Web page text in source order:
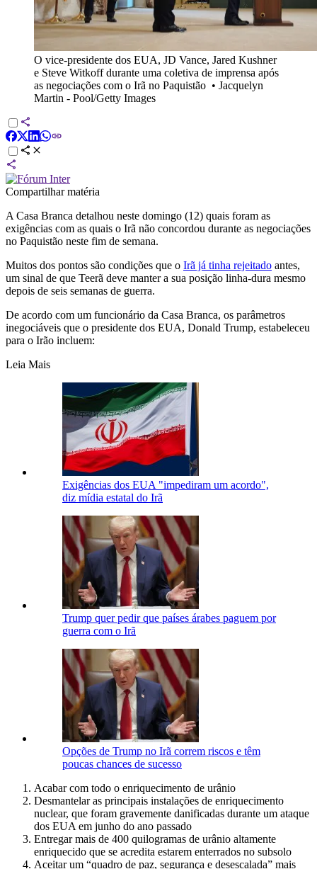
O vice-presidente dos EUA, JD Vance, Jared Kushner
e Steve Witkoff durante uma coletiva de imprensa após
as negociações com o Irã no Paquistão • Jacquelyn
Martin - Pool/Getty Images
Compartilhar matéria
A Casa Branca detalhou neste domingo (12) quais foram as
exigências com as quais o Irã não concordou durante as negociações
no Paquistão neste fim de semana.
Muitos dos pontos são condições que o Irã já tinha rejeitado antes,
um sinal de que Teerã deve manter a sua posição linha-dura mesmo
depois de seis semanas de guerra.
De acordo com um funcionário da Casa Branca, os parâmetros
inegociáveis ​​que o presidente dos EUA, Donald Trump, estabeleceu
para o Irão incluem:
Leia Mais
Exigências dos EUA "impediram um acordo",
diz mídia estatal do Irã
Trump quer pedir que países árabes paguem por
guerra com o Irã
Opções de Trump no Irã correm riscos e têm
poucas chances de sucesso
Acabar com todo o enriquecimento de urânio
Desmantelar as principais instalações de enriquecimento
nuclear, que foram gravemente danificadas durante um ataque
dos EUA em junho do ano passado
Entregar mais de 400 quilogramas de urânio altamente
enriquecido que se acredita estarem enterrados no subsolo
Aceitar um “quadro de paz, segurança e desescalada” mais